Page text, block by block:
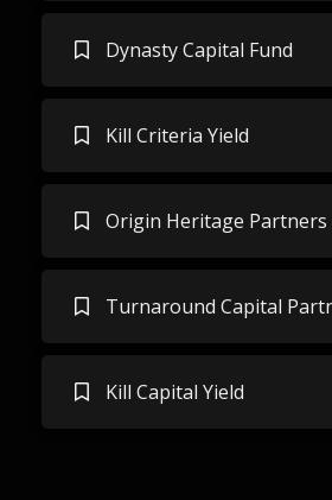
Dynasty Capital Fund
Kill Criteria Yield
Origin Heritage Partners
Turnaround Capital
Kill Capital Yield